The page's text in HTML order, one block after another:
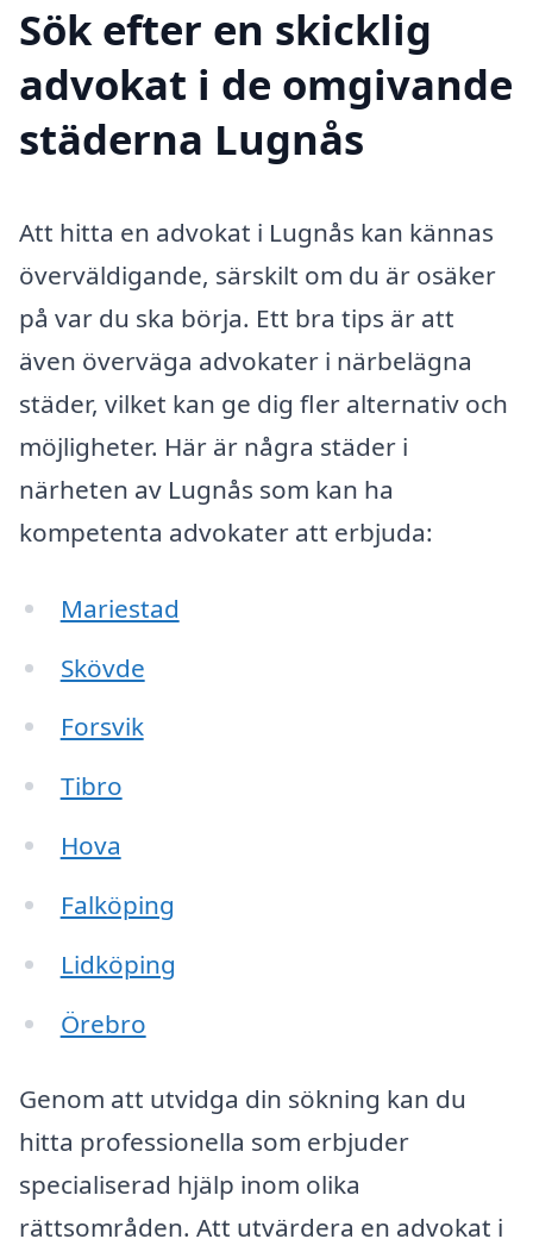
Sök efter en skicklig
advokat i de omgivande
städerna Lugnås
Att hitta en advokat i Lugnås kan kännas
överväldigande, särskilt om du är osäker
på var du ska börja. Ett bra tips är att
även överväga advokater i närbelägna
städer, vilket kan ge dig fler alternativ och
möjligheter. Här är några städer i
närheten av Lugnås som kan ha
kompetenta advokater att erbjuda:
Mariestad
Skövde
Forsvik
Tibro
Hova
Falköping
Lidköping
Örebro
Genom att utvidga din sökning kan du
hitta professionella som erbjuder
specialiserad hjälp inom olika
rättsområden. Att utvärdera en advokat i